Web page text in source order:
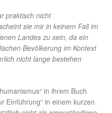
praktisch nicht
sie mir in keinem Fall im
Landes zu sein, da ein
Bevölkerung im Kontext
nicht lange bestehen
in ihrem Buch
Einführung“ in einem kurzen